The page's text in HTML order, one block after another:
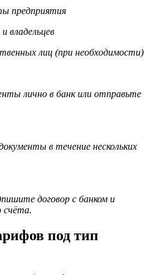
предприятия
владельцев
лиц (при необходимости)
лично в банк или отправьте
в течение нескольких
договор с банком и
счёта.
под тип